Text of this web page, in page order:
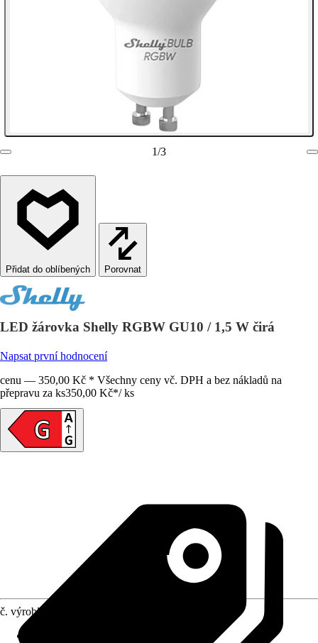
1/3
Porovnat
LED žárovka Shelly RGBW GU10 / 1,5 W čirá
Napsat první hodnocení
cenu — 350,00 Kč * Všechny ceny vč. DPH a bez nákladů na
přepravu za ks350,00 Kč*/ ks
č. výrobku